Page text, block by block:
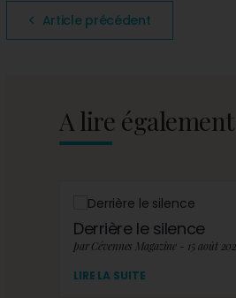
Article précédent
A lire également
Derrière le silence
par Cévennes Magazine - 15 août
LIRE LA SUITE